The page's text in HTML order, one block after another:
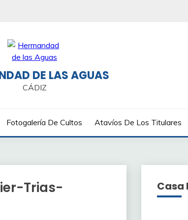
DE LAS AGUAS
CÁDIZ
Fotogalería De Cultos Atavíos De Los Titulares
Trias-
Casa